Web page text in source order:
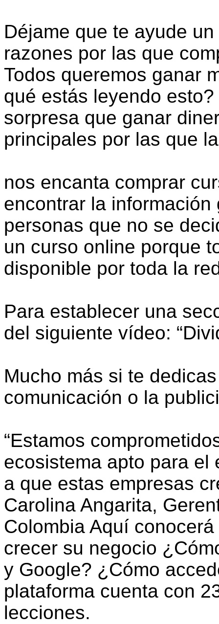
Déjame que te ayude
razones por las que
Todos queremos ganar
qué estás leyendo
sorpresa que ganar
principales por las que
nos encanta comprar
encontrar la
personas que no se
un curso online porque
disponible por toda la
Para establecer una
del siguiente vídeo:
Mucho más si te
comunicación o la
“Estamos
ecosistema apto para el
a que estas empresas
Carolina Angarita,
Colombia Aquí
crecer su negocio
y Google? ¿Cómo
plataforma cuenta con
lecciones.